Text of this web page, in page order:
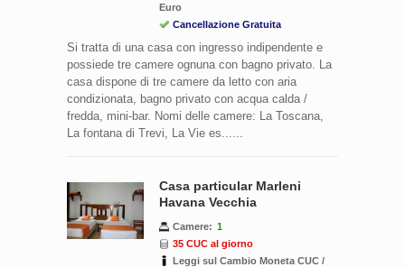
Euro
Cancellazione Gratuita
Si tratta di una casa con ingresso indipendente e
possiede tre camere ognuna con bagno privato. La
casa dispone di tre camere da letto con aria
condizionata, bagno privato con acqua calda /
fredda, mini-bar. Nomi delle camere: La Toscana,
La fontana di Trevi, La Vie es......
Casa particular Marleni
Havana Vecchia
Camere: 1
35 CUC al giorno
Leggi sul Cambio Moneta CUC /